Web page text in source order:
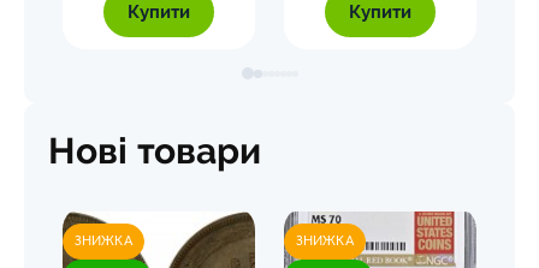
Купити Купити
Нові товари
ЗНИЖКА ЗНИЖКА